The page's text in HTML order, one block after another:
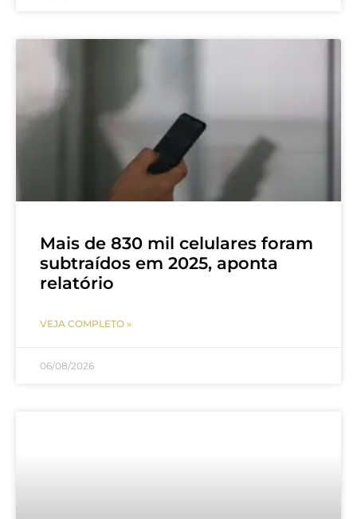
Mais de 830 mil celulares foram
subtraídos em 2025, aponta
relatório
VEJA COMPLETO »
06/08/2026